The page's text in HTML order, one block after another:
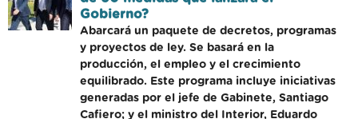
Gobierno?
Abarcará un paquete de decretos, programas
y proyectos de ley. Se basará en la
producción, el empleo y el crecimiento
equilibrado. Este programa incluye iniciativas
generadas por el jefe de Gabinete, Santiago
Cafiero; y el ministro del Interior, Eduardo